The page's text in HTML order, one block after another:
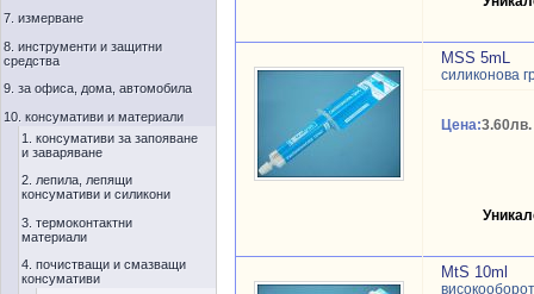
7. измерване
8. инструменти и защитни
средства
9. за офиса, дома, автомобила
10. консумативи и материали
1. консумативи за запояване
и заваряване
2. лепила, лепящи
консумативи и силикони
3. термоконтактни
материали
4. почистващи и смазващи
консумативи
MSS 5mL
силиконова
Цена:3.60лв.
MtS 10ml